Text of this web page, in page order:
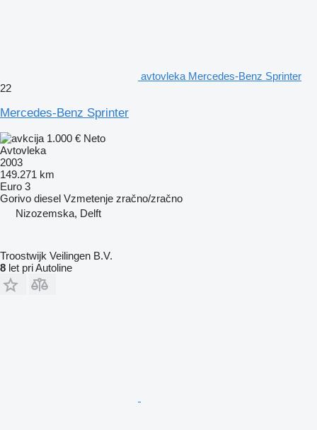
avtovleka Mercedes-Benz Sprinter
22
Mercedes-Benz Sprinter
1.000 € Neto
Avtovleka
2003
149.271 km
Euro 3
Gorivo diesel Vzmetenje zračno/zračno
Nizozemska, Delft
Troostwijk Veilingen B.V.
8 let pri Autoline